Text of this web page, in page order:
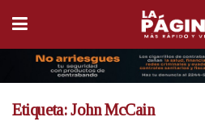
Etiqueta:John McCain